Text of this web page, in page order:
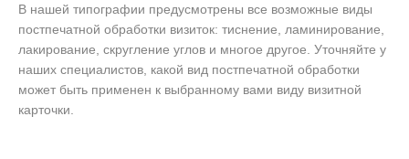
В нашей типографии предусмотрены все возможные виды
постпечатной обработки визиток: тиснение, ламинирование,
лакирование, скругление углов и многое другое. Уточняйте у
наших специалистов, какой вид постпечатной обработки
может быть применен к выбранному вами виду визитной
карточки.